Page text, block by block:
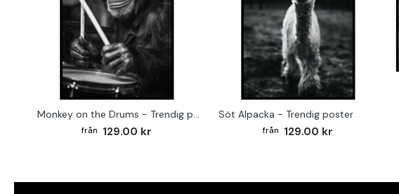
Monkey on the Drums - Trendig poster
129.00 kr
Söt Alpacka - Trendig poster
129.00 kr